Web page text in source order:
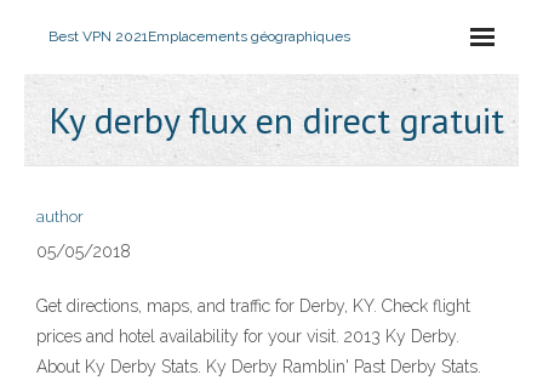
Best VPN 2021Emplacements géographiques
Ky derby flux en direct gratuit
author
05/05/2018
Get directions, maps, and traffic for Derby, KY. Check flight
prices and hotel availability for your visit. 2013 Ky Derby.
About Ky Derby Stats. Ky Derby Ramblin' Past Derby Stats.